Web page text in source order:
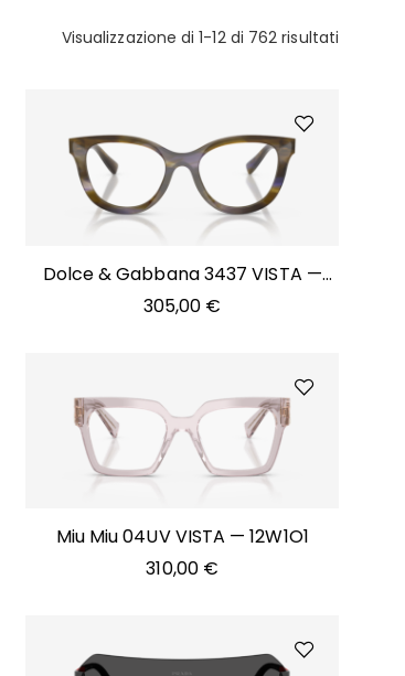
Visualizzazione di 1-12 di 762 risultati
Dolce & Gabbana 3437 VISTA —
3447
305,00 €
Miu Miu 04UV VISTA — 12W1O1
310,00 €